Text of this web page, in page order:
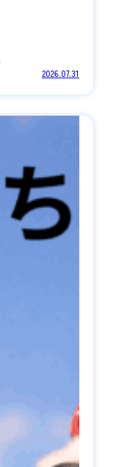
2026.07.31